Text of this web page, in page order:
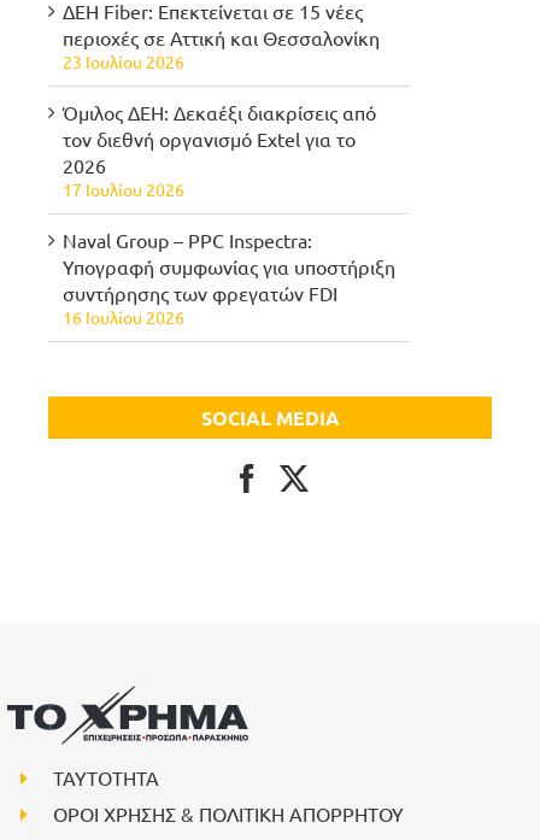
ΔΕΗ Fiber: Επεκτείνεται σε 15 νέες
περιοχές σε Αττική και Θεσσαλονίκη
23 Ιουλίου 2026
Όμιλος ΔΕΗ: Δεκαέξι διακρίσεις από
τον διεθνή οργανισμό Extel για το
2026
17 Ιουλίου 2026
Naval Group – PPC Inspectra:
Υπογραφή συμφωνίας για υποστήριξη
συντήρησης των φρεγατών FDI
16 Ιουλίου 2026
SOCIAL MEDIA
ΤΑΥΤΟΤΗΤΑ
ΟΡΟΙ ΧΡΗΣΗΣ & ΠΟΛΙΤΙΚΗ ΑΠΟΡΡΗΤΟΥ